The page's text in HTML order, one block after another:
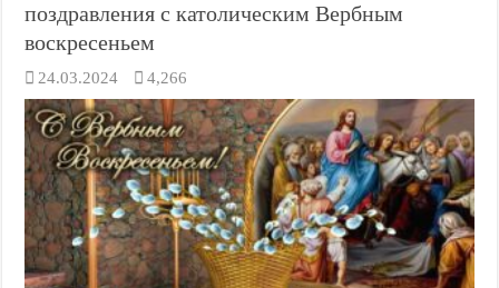
поздравления с католическим Вербным
воскресеньем
24.03.2024 4,266